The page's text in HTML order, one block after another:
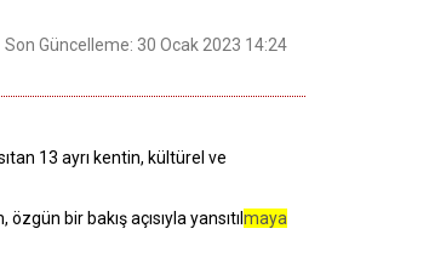
Son Güncelleme: 30 Ocak 2023 14:24
13 ayrı kentin, kültürel ve
bir bakış açısıyla yansıtıl maya